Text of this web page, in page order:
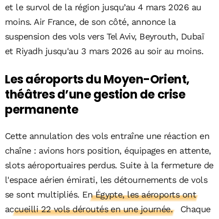
et le survol de la région jusqu’au 4 mars 2026 au
moins. Air France, de son côté, annonce la
suspension des vols vers Tel Aviv, Beyrouth, Dubaï
et Riyadh jusqu'au 3 mars 2026 au soir au moins.
Les aéroports du Moyen-Orient,
théâtres d’une gestion de crise
permanente
Cette annulation des vols entraîne une réaction en
chaîne : avions hors position, équipages en attente,
slots aéroportuaires perdus. Suite à la fermeture de
l'espace aérien émirati, les détournements de vols
se sont multipliés. En Égypte, les aéroports ont
accueilli 22 vols déroutés en une journée.
Chaque